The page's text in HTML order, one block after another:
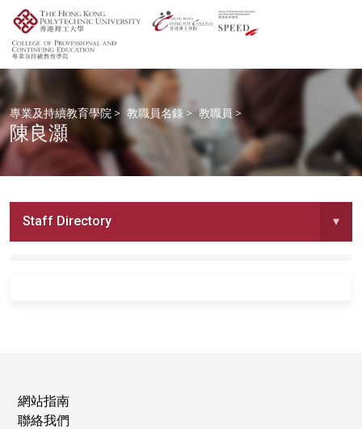
專業及持續教育學院 > 教職員名錄 > 教職員 >
陳良灝
Staff Directory ▾
網站指南
聯絡我們